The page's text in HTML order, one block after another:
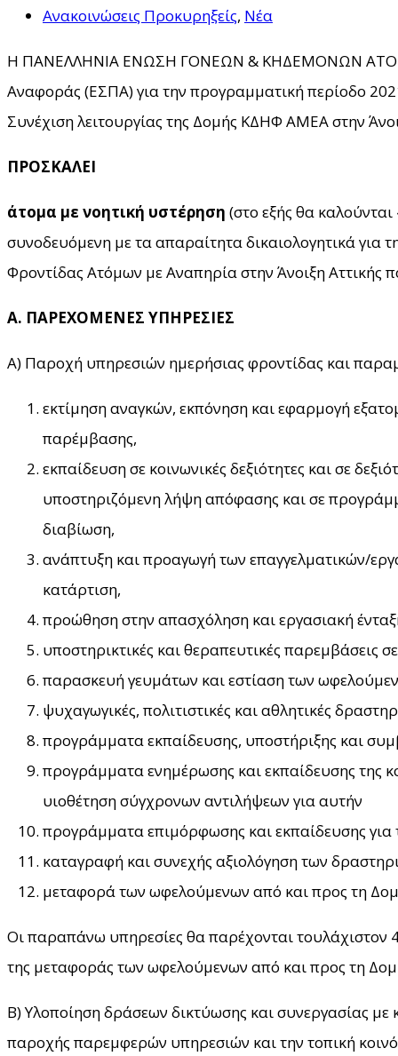
Ανακοινώσεις Προκυρηξείς, Νέα
Η ΠΑΝΕΛΛΗΝΙΑ ΕΝΩΣΗ ΓΟΝΕΩΝ & ΚΗΔΕΜΟΝΩΝ
Αναφοράς (ΕΣΠΑ) για την προγραμματική περίοδο
Συνέχιση λειτουργίας της Δομής ΚΔΗΦ ΑΜΕΑ στην
ΠΡΟΣΚΑΛΕΙ
άτομα με νοητική υστέρηση (στο εξής θα
συνοδευόμενη με τα απαραίτητα δικαιολογητικά
Φροντίδας Ατόμων με Αναπηρία στην Άνοιξη
Α. ΠΑΡΕΧΟΜΕΝΕΣ ΥΠΗΡΕΣΙΕΣ
Α) Παροχή υπηρεσιών ημερήσιας φροντίδας και
εκτίμηση αναγκών, εκπόνηση και εφαρμογή
παρέμβασης,
εκπαίδευση σε κοινωνικές δεξιότητες και σε
υποστηριζόμενη λήψη απόφασης και σε
διαβίωση,
ανάπτυξη και προαγωγή των επαγγελματικών/
κατάρτιση,
προώθηση στην απασχόληση και εργασιακή
υποστηρικτικές και θεραπευτικές παρεμβάσεις
παρασκευή γευμάτων και εστίαση των
ψυχαγωγικές, πολιτιστικές και αθλητικές
προγράμματα εκπαίδευσης, υποστήριξης και
προγράμματα ενημέρωσης και εκπαίδευσης της
υιοθέτηση σύγχρονων αντιλήψεων για αυτήν
προγράμματα επιμόρφωσης και εκπαίδευσης για
καταγραφή και συνεχής αξιολόγηση των
μεταφορά των ωφελούμενων από και προς τη
Οι παραπάνω υπηρεσίες θα παρέχονται τουλάχιστον
της μεταφοράς των ωφελούμενων από και προς τη
Β) Υλοποίηση δράσεων δικτύωσης και συνεργασίας
παροχής παρεμφερών υπηρεσιών και την τοπική